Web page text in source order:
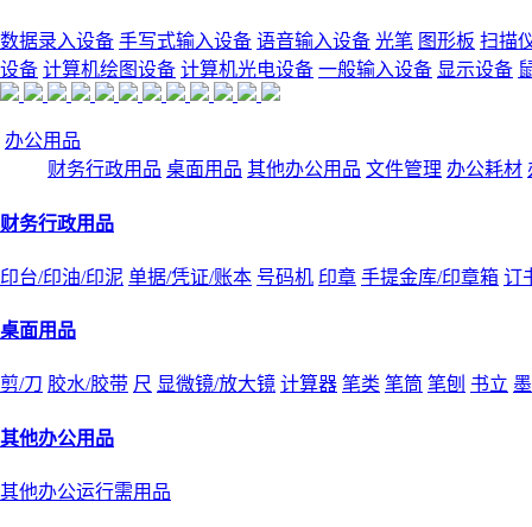
数据录入设备 手写式输入设备 语音输入设备 光笔 图形板 扫描
设备 计算机绘图设备 计算机光电设备 一般输入设备 显示设备
办公用品
财务行政用品 桌面用品 其他办公用品 文件管理 办公耗材
财务行政用品
印台/印油/印泥 单据/凭证/账本 号码机 印章 手提金库/印章箱 订
桌面用品
剪/刀 胶水/胶带 尺 显微镜/放大镜 计算器 笔类 笔筒 笔刨 书立
其他办公用品
其他办公运行需用品